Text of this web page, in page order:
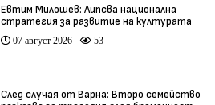
Евтим Милошев: Липсва национална
стратегия за развитие на културата
(видео)
07 август 2026 53
След случая от Варна: Второ семейство